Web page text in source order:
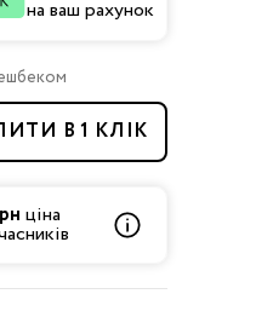
на ваш рахунок
В 1 КЛІК
ціна